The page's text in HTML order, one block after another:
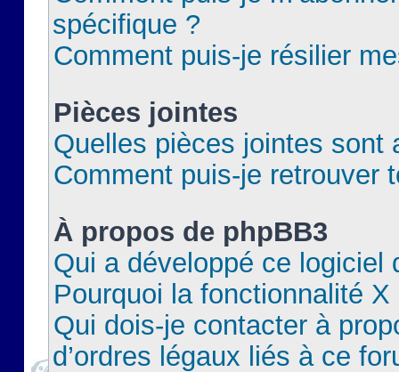
spécifique ?
Comment puis-je résilier
Pièces jointes
Quelles pièces jointes sont
Comment puis-je retrouver
À propos de phpBB3
Qui a développé ce logiciel
Pourquoi la fonctionnalité X
Qui dois-je contacter à
d’ordres légaux liés à ce